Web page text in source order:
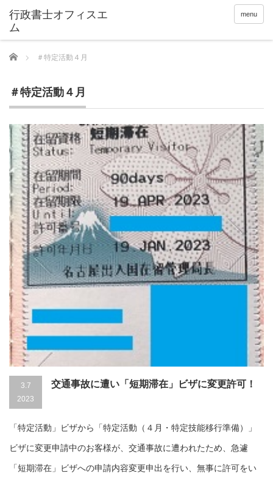
menu
Home ＃特定活動４月
＃特定活動４月
3.7
2023
交通事故に遭い「短期滞在」ビザに変更許可！
「特定活動」ビザから「特定活動（４月・特定技能移行準備）」
ビザに変更申請中のお客様が、交通事故に遭われたため、急遽
「短期滞在」ビザへの申請内容変更申出を行い、無事に許可をい